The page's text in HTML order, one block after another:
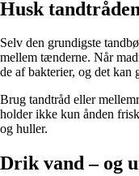
Husk
Selv den grundigste
mellem tænderne. Når
de af bakterier, og det kan
Brug tandtråd eller
holder ikke kun ånden
og huller.
Drik vand – og